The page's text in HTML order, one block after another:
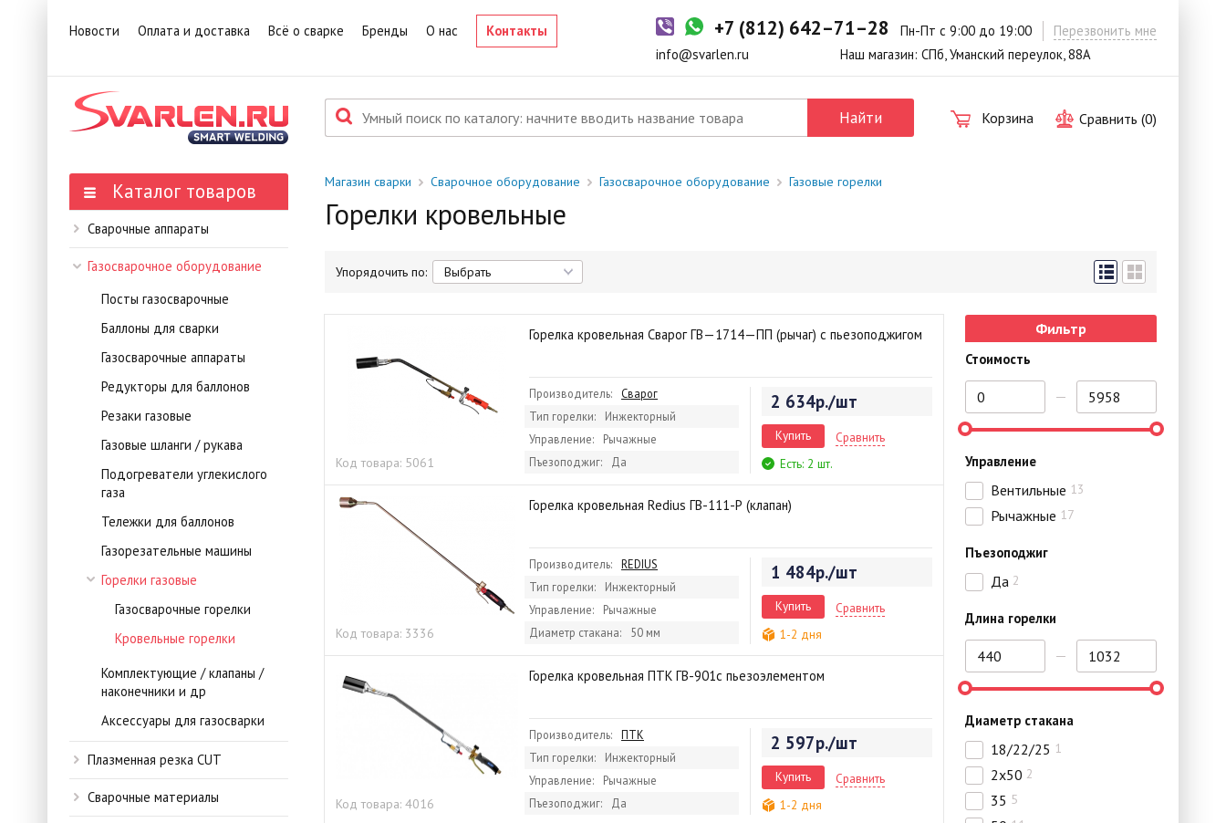
Новости Оплата и доставка Всё о сварке Бренды О нас Контакты +7 (812) 642–71–28 Пн-Пт с 9:00 до 19:00
Перезвонить мне
info@svarlen.ru
Наш магазин: СПб, Уманский переулок, 88А
Найти Корзина Сравнить (0)
Каталог товаров
Сварочные аппараты
Газосварочное оборудование
Посты газосварочные
Баллоны для сварки
Газосварочные аппараты
Редукторы для баллонов
Резаки газовые
Газовые шланги / рукава
Подогреватели углекислого
газа
Тележки для баллонов
Газорезательные машины
Горелки газовые
Газосварочные горелки
Кровельные горелки
Комплектующие / клапаны /
наконечники и др
Аксессуары для газосварки
Плазменная резка CUT
Сварочные материалы
Магазин сварки Сварочное оборудование Газосварочное оборудование Газовые горелки
Горелки кровельные
Упорядочить по:
Код товара: 5061
Горелка кровельная Сварог ГВ—1714—ПП (рычаг) с пьезоподжигом
Производитель:
Сварог
Тип горелки:
Инжекторный
Управление:
Рычажные
Пъезоподжиг:
Да
2 634р./шт
Купить
Сравнить
Есть: 2 шт.
Код товара: 3336
Горелка кровельная Redius ГВ-111-Р (клапан)
Производитель:
REDIUS
Тип горелки:
Инжекторный
Управление:
Рычажные
Диаметр стакана:
50 мм
1 484р./шт
Купить
Сравнить
1-2 дня
Код товара: 4016
Горелка кровельная ПТК ГВ-901с пьезоэлементом
Производитель:
ПТК
Тип горелки:
Инжекторный
Управление:
Рычажные
Пъезоподжиг:
Да
2 597р./шт
Купить
Сравнить
1-2 дня
Фильтр
Стоимость
Управление
Вентильные 13
Рычажные 17
Пъезоподжиг
Да 2
Длина горелки
Диаметр стакана
18/22/25 1
2х50 2
35 5